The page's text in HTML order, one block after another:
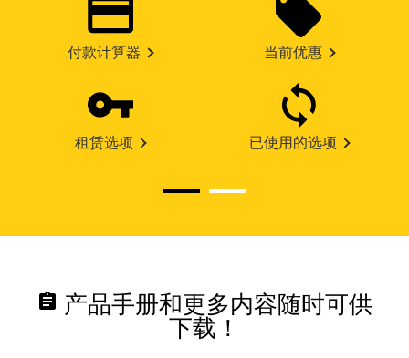
付款计算器 当前优惠
租赁选项 已使用的选项
assignment 产品手册和更多内容随时可供
下载！